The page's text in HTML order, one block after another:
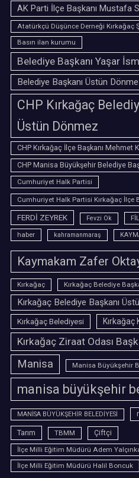
AK Parti İlçe Başkanı Mustafa
Atatürkçü Düşünce Derneği Kırkağaç
Basın ilan kurumu
Belediye Başkanı Yaşar
Belediye Başkanı Üstün
CHP Kırkağaç
Üstün Dönmez
CHP Kırkağaç İlçe Başkanı Mehmet
CHP Manisa Büyükşehir Belediye
Cumhuriyet Halk Partisi
Cumhuriyet Halk Partisi Kırkağaç İlçe
FERDİ ZEYREK
Fevzi Ok
haber
kahramanmaraş
Kaymakam Zafer
Kırkağaç Kırkağaç Belediye
Kırkağaç Belediye Başkanı
Kırkağaç Belediyesi
Kırkağaç Ziraat Odası
Manisa Manisa Büyükşehir
manisa büyükşehir
MANİSA BÜYÜKŞEHİR BELEDİYESİ
Tarım TBMM
Çiftçi
İlçe Milli Eğitim Müdürü Adem
İlçe Milli Eğitim Müdürü Halil Boncuk